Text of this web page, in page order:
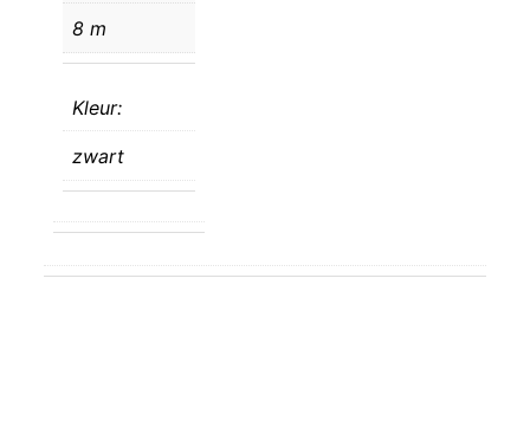
8 m
Kleur:
zwart